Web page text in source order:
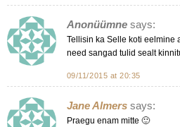
Anonüümne says:
Tellisin ka Selle koti eelmine
need sangad tulid sealt
09/11/2015 at 20:35
Jane Almers says:
Praegu enam mitte 🙂